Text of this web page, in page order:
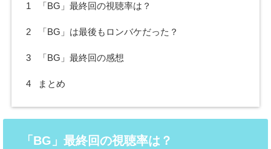
1 「BG」最終回の視聴率は？
2 「BG」は最後もロンバケだった？
3 「BG」最終回の感想
4 まとめ
「BG」最終回の視聴率は？